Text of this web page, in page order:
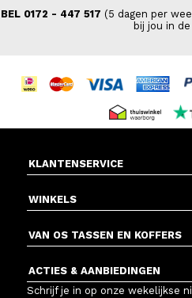
BEL 0172 - 447 517 (5 dagen per
bij jou in
KLANTENSERVICE
WINKELS
VAN OS TASSEN EN KOFFERS
ACTIES & AANBIEDINGEN
Schrijf je in op onze wekelijkse